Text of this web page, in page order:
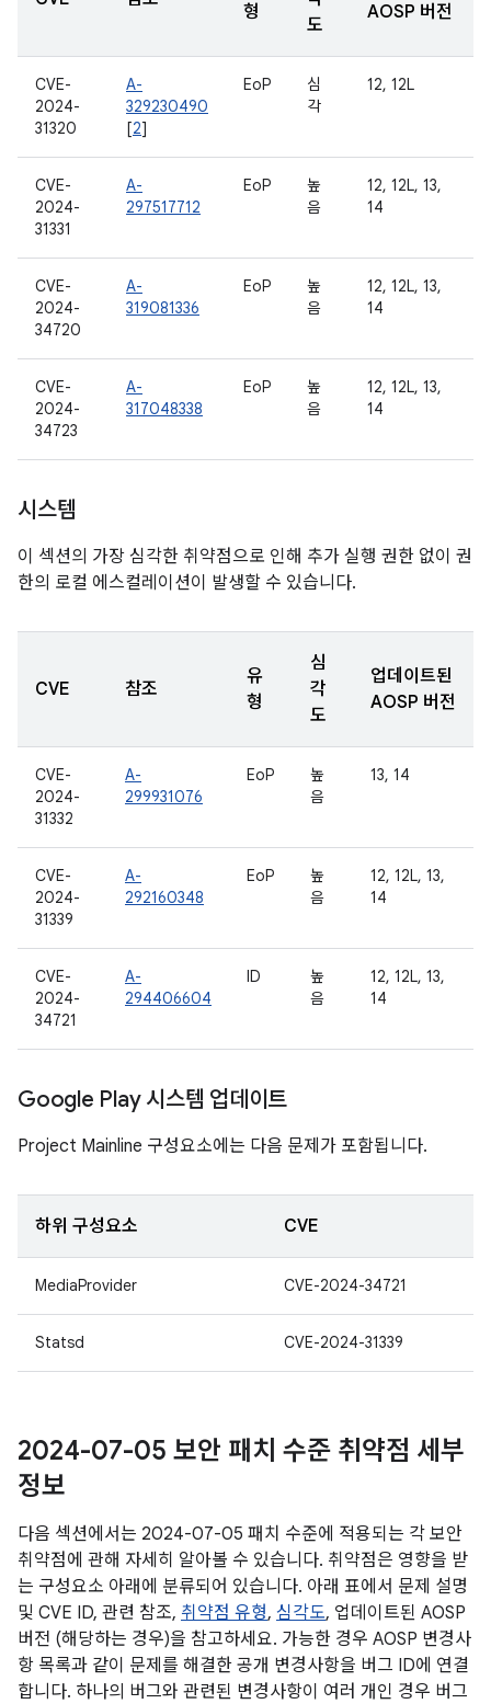
형
도
AOSP 버전
CVE-
2024-
31320
A-
329230490
[2]
EoP
심
각
12, 12L
CVE-
2024-
31331
A-
297517712
EoP
높
음
12, 12L, 13,
14
CVE-
2024-
34720
A-
319081336
EoP
높
음
12, 12L, 13,
14
CVE-
2024-
34723
A-
317048338
EoP
높
음
12, 12L, 13,
14
시스템
이 섹션의 가장 심각한 취약점으로 인해 추가 실행 권한 없이 권
한의 로컬 에스컬레이션이 발생할 수 있습니다.
CVE 참조
유
형
심
각
도
업데이트된
AOSP 버전
CVE-
2024-
31332
A-
299931076
EoP
높
음
13, 14
CVE-
2024-
31339
A-
292160348
EoP
높
음
12, 12L, 13,
14
CVE-
2024-
34721
A-
294406604
ID
높
음
12, 12L, 13,
14
Google Play 시스템 업데이트
Project Mainline 구성요소에는 다음 문제가 포함됩니다.
하위 구성요소 CVE
MediaProvider CVE-2024-34721
Statsd CVE-2024-31339
2024-07-05 보안 패치 수준 취약점 세부
정보
다음 섹션에서는 2024-07-05 패치 수준에 적용되는 각 보안
취약점에 관해 자세히 알아볼 수 있습니다. 취약점은 영향을 받
는 구성요소 아래에 분류되어 있습니다. 아래 표에서 문제 설명
및 CVE ID, 관련 참조, 취약점 유형, 심각도, 업데이트된 AOSP
버전 (해당하는 경우)을 참고하세요. 가능한 경우 AOSP 변경사
항 목록과 같이 문제를 해결한 공개 변경사항을 버그 ID에 연결
합니다. 하나의 버그와 관련된 변경사항이 여러 개인 경우 버그